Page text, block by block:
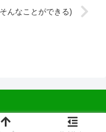
んなことができる)
グ.